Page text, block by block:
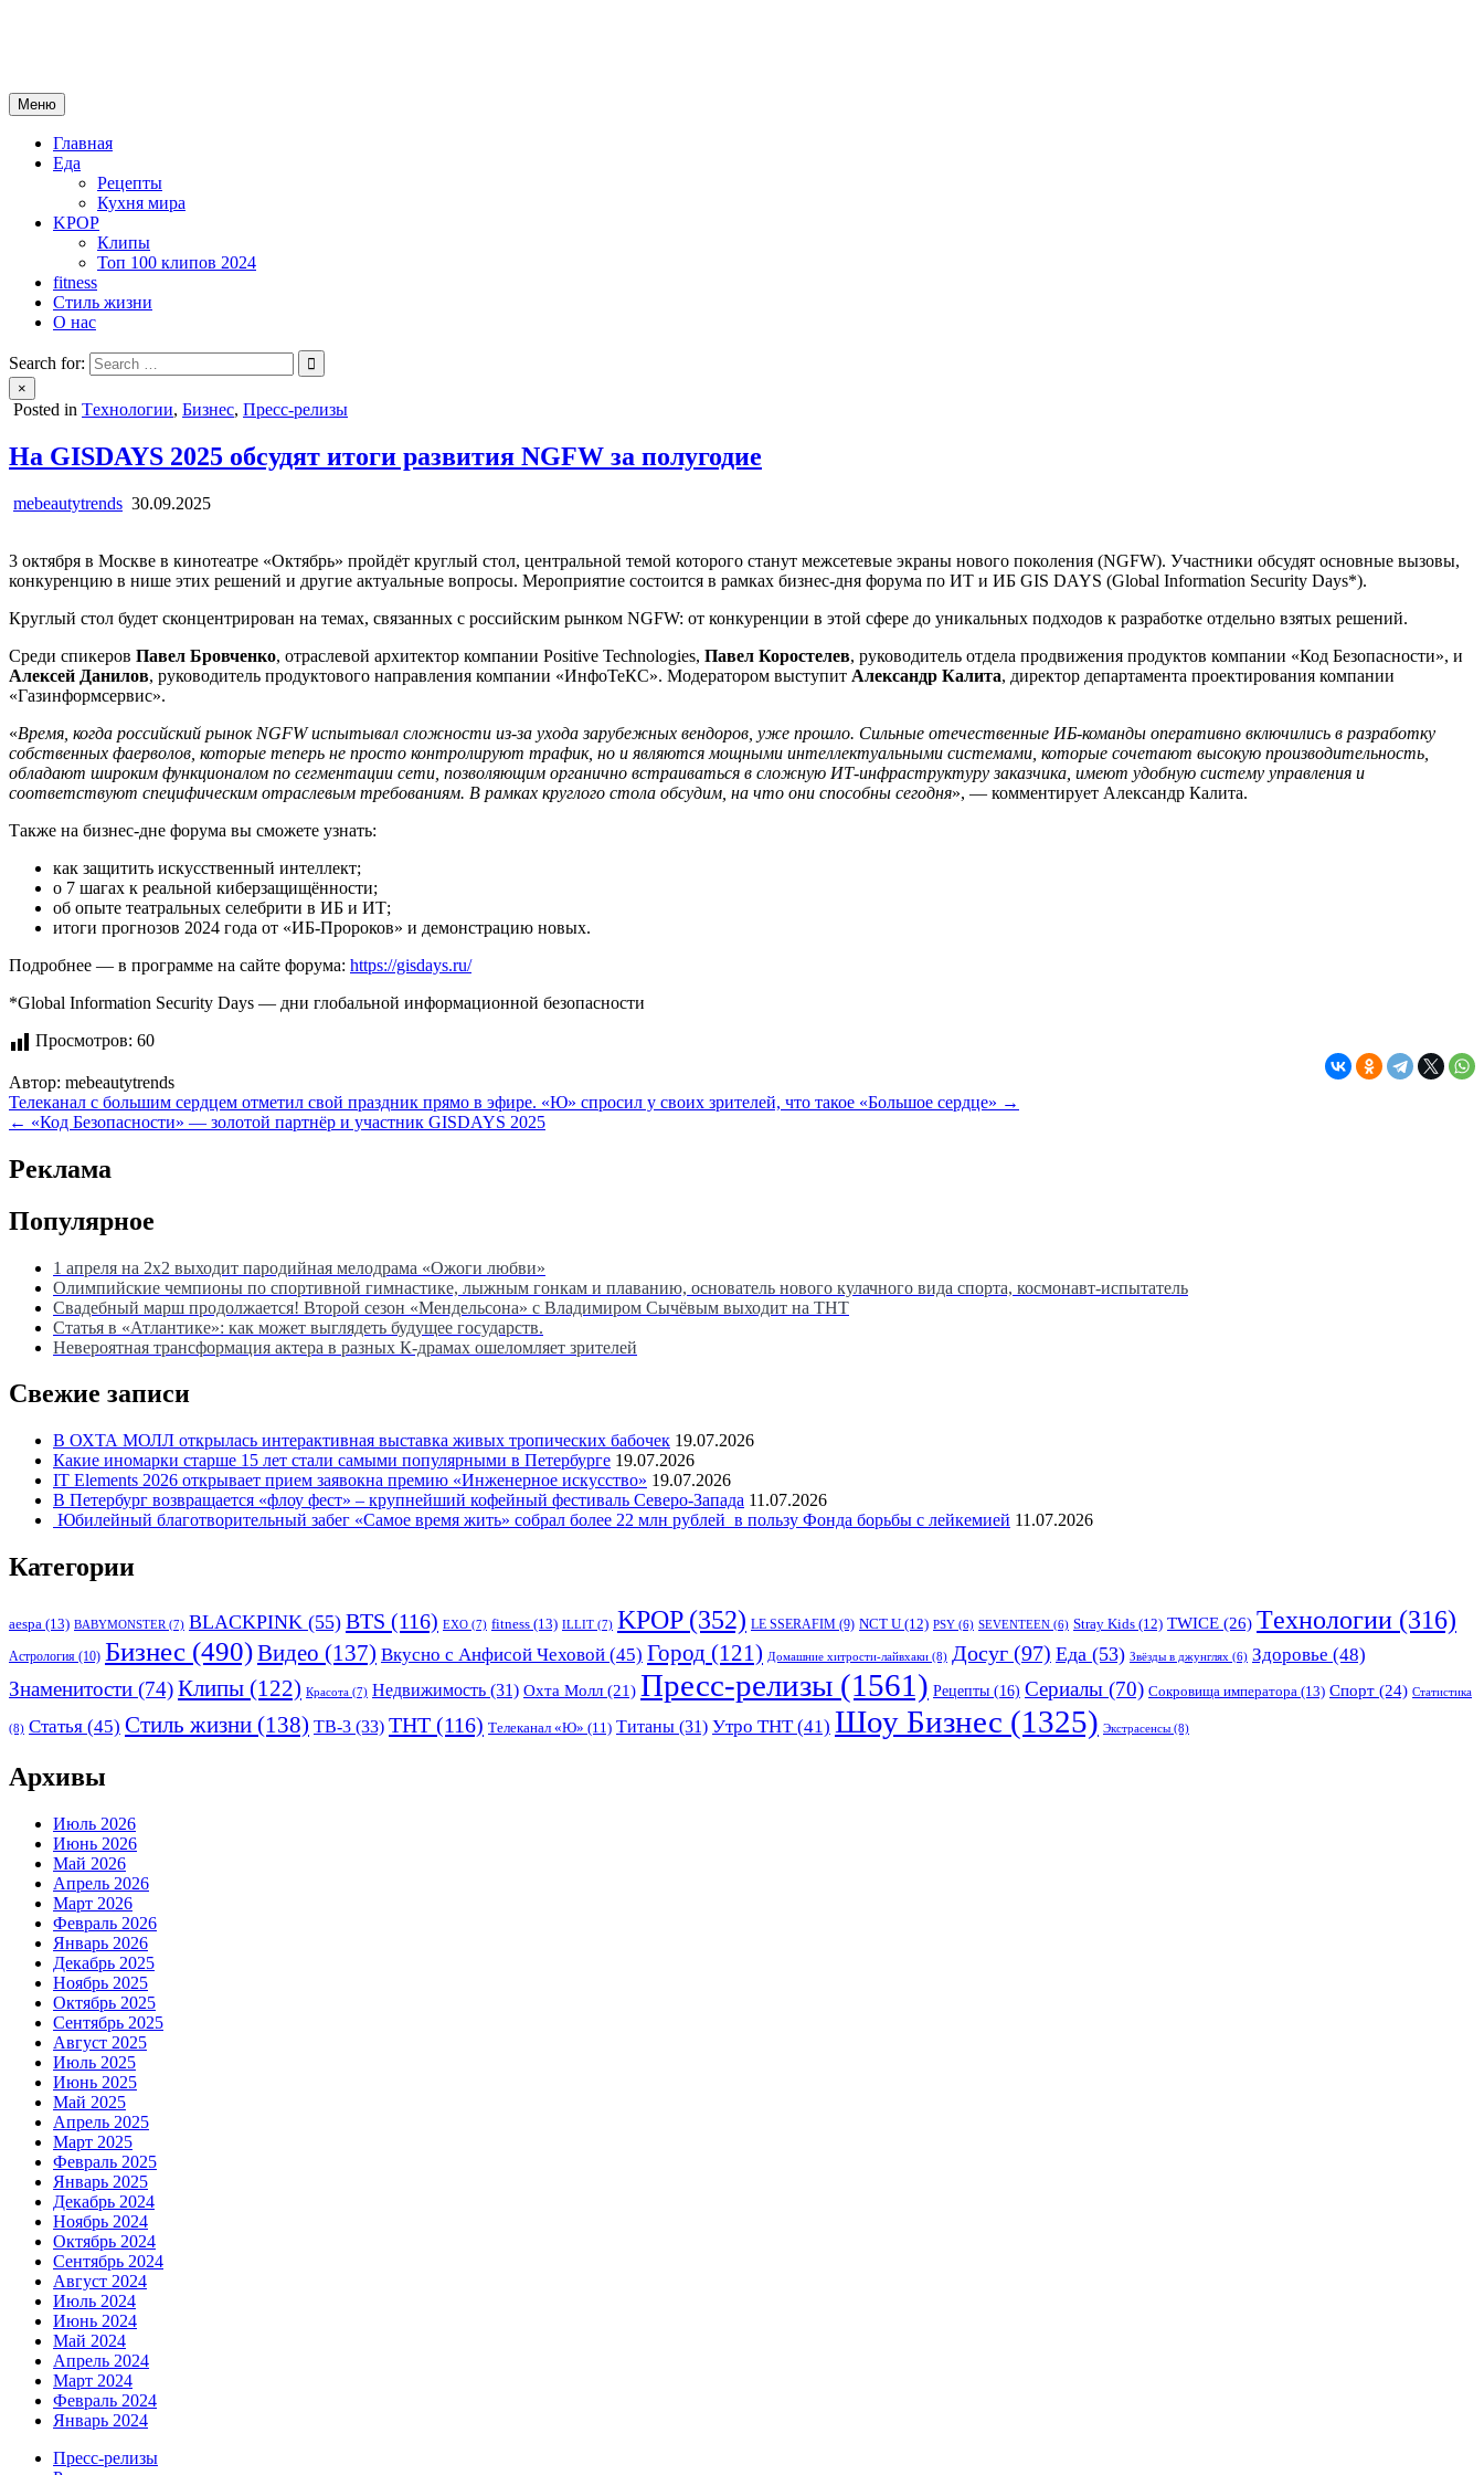
Меню
Главная
Еда
Рецепты
Кухня мира
KPOP
Клипы
Топ 100 клипов 2024
fitness
Стиль жизни
О нас
Search for:
×
Posted in Tехнологии, Бизнес, Пресс-релизы
На GISDAYS 2025 обсудят итоги развития NGFW за полугодие
mebeautytrends 30.09.2025
3 октября в Москве в кинотеатре «Октябрь» пройдёт круглый стол, центральной темой которого станут межсетевые экраны нового поколения (NGFW). Участники обсудят основные вызовы,
конкуренцию в нише этих решений и другие актуальные вопросы. Мероприятие состоится в рамках бизнес-дня форума по ИТ и ИБ GIS DAYS (Global Information Security Days*).
Круглый стол будет сконцентрирован на темах, связанных с российским рынком NGFW: от конкуренции в этой сфере до уникальных подходов к разработке отдельно взятых решений.
Среди спикеров Павел Бровченко, отраслевой архитектор компании Positive Technologies, Павел Коростелев, руководитель отдела продвижения продуктов компании «Код Безопасности», и
Алексей Данилов, руководитель продуктового направления компании «ИнфоТеКС». Модератором выступит Александр Калита, директор департамента проектирования компании
«Газинформсервис».
«Время, когда российский рынок NGFW испытывал сложности из-за ухода зарубежных вендоров, уже прошло. Сильные отечественные ИБ-команды оперативно включились в разработку
собственных фаерволов, которые теперь не просто контролируют трафик, но и являются мощными интеллектуальными системами, которые сочетают высокую производительность,
обладают широким функционалом по сегментации сети, позволяющим органично встраиваться в сложную ИТ-инфраструктуру заказчика, имеют удобную систему управления и
соответствуют специфическим отраслевым требованиям. В рамках круглого стола обсудим, на что они способны сегодня», — комментирует Александр Калита.
Также на бизнес-дне форума вы сможете узнать:
как защитить искусственный интеллект;
о 7 шагах к реальной киберзащищённости;
об опыте театральных селебрити в ИБ и ИТ;
итоги прогнозов 2024 года от «ИБ-Пророков» и демонстрацию новых.
Подробнее — в программе на сайте форума: https://gisdays.ru/
*Global Information Security Days — дни глобальной информационной безопасности
Просмотров: 60
Автор: mebeautytrends
Навигация
по
записям
Телеканал с большим сердцем отметил свой праздник прямо в эфире. «Ю» спросил у своих зрителей, что такое «Большое сердце» →
← «Код Безопасности» — золотой партнёр и участник GISDAYS 2025
Реклама
Популярное
1 апреля на 2х2 выходит пародийная мелодрама «Ожоги любви»
Олимпийские чемпионы по спортивной гимнастике, лыжным гонкам и плаванию, основатель нового кулачного вида спорта, космонавт-испытатель
Свадебный марш продолжается! Второй сезон «Мендельсона» с Владимиром Сычёвым выходит на ТНТ
Статья в «Атлантике»: как может выглядеть будущее государств.
Невероятная трансформация актера в разных К-драмах ошеломляет зрителей
Свежие записи
В ОХТА МОЛЛ открылась интерактивная выставка живых тропических бабочек 19.07.2026
Какие иномарки старше 15 лет стали самыми популярными в Петербурге 19.07.2026
IT Elements 2026 открывает прием заявокна премию «Инженерное искусство» 19.07.2026
В Петербург возвращается «флоу фест» – крупнейший кофейный фестиваль Северо-Запада 11.07.2026
Юбилейный благотворительный забег «Самое время жить» собрал более 22 млн рублей в пользу Фонда борьбы с лейкемией 11.07.2026
Категории
aespa (13) BABYMONSTER (7) BLACKPINK (55) BTS (116) EXO (7) fitness (13) ILLIT (7) KPOP(352) LE SSERAFIM (9) NCT U (12) PSY (6) SEVENTEEN (6) Stray Kids (12) TWICE (26) Tехнологии (316)
Астрология (10) Бизнес (490)Видео (137) Вкусно с Анфисой Чеховой (45) Город (121) Домашние хитрости-лайвхаки (8) Досуг (97) Еда (53) Звёзды в джунглях (6) Здоровье (48)
Знаменитости (74)Клипы (122) Красота (7) Недвижимость (31) Охта Молл (21) Пресс-релизы (1561) Рецепты (16) Сериалы (70) Сокровища императора (13) Спорт (24) Статистика
(8) Статья (45) Стиль жизни (138) ТВ-3 (33) ТНТ (116) Телеканал «Ю» (11) Титаны (31) Утро ТНТ(41) Шоу Бизнес (1325) Экстрасенсы (8)
Архивы
Июль 2026
Июнь 2026
Май 2026
Апрель 2026
Март 2026
Февраль 2026
Январь 2026
Декабрь 2025
Ноябрь 2025
Октябрь 2025
Сентябрь 2025
Август 2025
Июль 2025
Июнь 2025
Май 2025
Апрель 2025
Март 2025
Февраль 2025
Январь 2025
Декабрь 2024
Ноябрь 2024
Октябрь 2024
Сентябрь 2024
Август 2024
Июль 2024
Июнь 2024
Май 2024
Апрель 2024
Март 2024
Февраль 2024
Январь 2024
Пресс-релизы